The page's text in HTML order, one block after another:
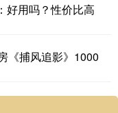
好用吗？性价比高
《捕风追影》1000